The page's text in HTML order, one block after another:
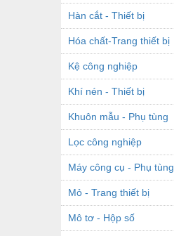
Hàn cắt - Thiết bị
Hóa chất-Trang thiết bị
Kệ công nghiệp
Khí nén - Thiết bị
Khuôn mẫu - Phụ tùng
Lọc công nghiệp
Máy công cụ - Phụ tùng
Mỏ - Trang thiết bị
Mô tơ - Hộp số